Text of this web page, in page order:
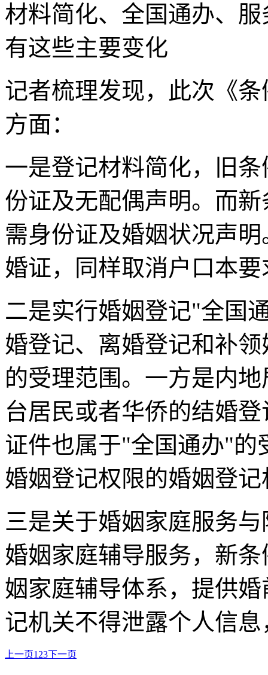
材料简化、全国通办、
有这些主要变化
记者梳理发现，此次《
方面：
一是登记材料简化，旧
份证及无配偶声明。而
需身份证及婚姻状况声
婚证，同样取消户口本要
二是实行婚姻登记"全国
婚登记、离婚登记和补
的受理范围。一方是内
台居民或者华侨的结婚
证件也属于"全国通办"的
婚姻登记权限的婚姻登
三是关于婚姻家庭服务
婚姻家庭辅导服务，新
姻家庭辅导体系，提供
记机关不得泄露个人信
上一页1 23下一页